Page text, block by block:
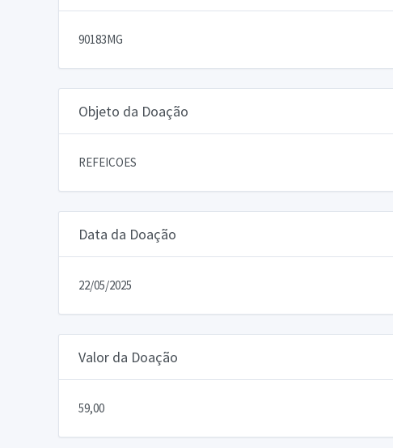
90183MG
Objeto da Doação
REFEICOES
Data da Doação
22/05/2025
Valor da Doação
59,00